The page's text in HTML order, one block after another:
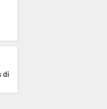
di